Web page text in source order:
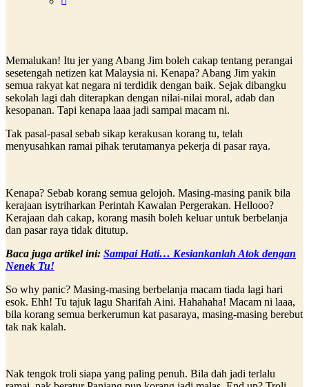
Memalukan! Itu jer yang Abang Jim boleh cakap tentang perangai
sesetengah netizen kat Malaysia ni. Kenapa? Abang Jim yakin
semua rakyat kat negara ni terdidik dengan baik. Sejak dibangku
sekolah lagi dah diterapkan dengan nilai-nilai moral, adab dan
kesopanan. Tapi kenapa laaa jadi sampai macam ni.
Tak pasal-pasal sebab sikap kerakusan korang tu, telah
menyusahkan ramai pihak terutamanya pekerja di pasar raya.
Kenapa? Sebab korang semua gelojoh. Masing-masing panik bila
kerajaan isytriharkan Perintah Kawalan Pergerakan. Hellooo?
Kerajaan dah cakap, korang masih boleh keluar untuk berbelanja
dan pasar raya tidak ditutup.
Baca juga artikel ini: Sampai Hati… Kesiankanlah Atok dengan
Nenek Tu!
So why panic? Masing-masing berbelanja macam tiada lagi hari
esok. Ehh! Tu tajuk lagu Sharifah Aini. Hahahaha! Macam ni laaa,
bila korang semua berkerumun kat pasaraya, masing-masing berebut
tak nak kalah.
Nak tengok troli siapa yang paling penuh. Bila dah jadi terlalu